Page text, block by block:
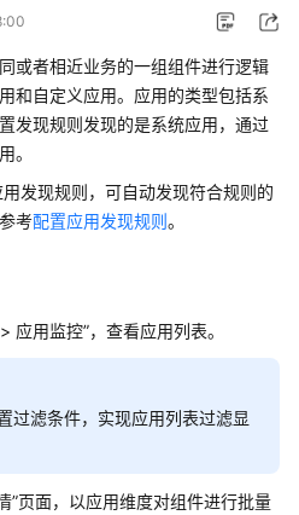
或者相近业务的一组组件进行逻辑
和自定义应用。应用的类型包括系
发现规则发现的是系统应用，通过
。
发现规则，可自动发现符合规则的
考配置应用发现规则。
应用监控”，查看应用列表。
过滤条件，实现应用列表过滤显
”页面，以应用维度对组件进行批量